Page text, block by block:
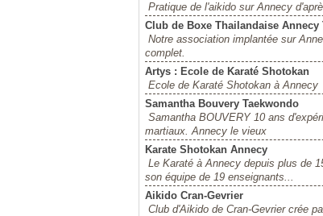
Pratique de l'aikido sur Annecy
Club de Boxe Thailandaise Annecy
Notre association implantée sur
complet.
Artys : Ecole de Karaté Shotokan
Ecole de Karaté Shotokan à Annecy
Samantha Bouvery Taekwondo
Samantha BOUVERY 10 ans
martiaux. Annecy le vieux
Karate Shotokan Annecy
Le Karaté à Annecy depuis plus de
son équipe de 19 enseignants...
Aikido Cran-Gevrier
Club d'Aikido de Cran-Gevrier crée